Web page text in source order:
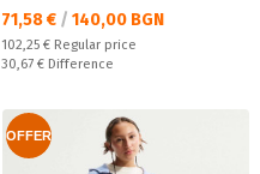
Текуща цена:
71,58 € / 140,00 BGN
Regular price:
102,25 € Regular price
Спестявате:
30,67 € Difference
OFFER